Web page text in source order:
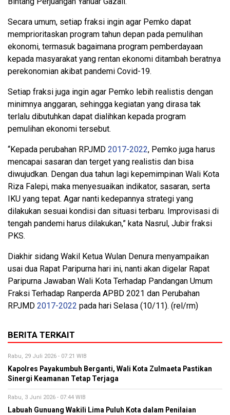
Secara umum, setiap fraksi ingin agar Pemko dapat
memprioritaskan program tahun depan pada pemulihan
ekonomi, termasuk bagaimana program pemberdayaan
kepada masyarakat yang rentan ekonomi ditambah beratnya
perekonomian akibat pandemi Covid-19.
Setiap fraksi juga ingin agar Pemko lebih realistis dengan
minimnya anggaran, sehingga kegiatan yang dirasa tak
terlalu dibutuhkan dapat dialihkan kepada program
pemulihan ekonomi tersebut.
“Kepada perubahan RPJMD 2017-2022, Pemko juga harus
mencapai sasaran dan terget yang realistis dan bisa
diwujudkan. Dengan dua tahun lagi kepemimpinan Wali Kota
Riza Falepi, maka menyesuaikan indikator, sasaran, serta
IKU yang tepat. Agar nanti kedepannya strategi yang
dilakukan sesuai kondisi dan situasi terbaru. Improvisasi di
tengah pandemi harus dilakukan,” kata Nasrul, Jubir fraksi
PKS.
Diakhir sidang Wakil Ketua Wulan Denura menyampaikan
usai dua Rapat Paripurna hari ini, nanti akan digelar Rapat
Paripurna Jawaban Wali Kota Terhadap Pandangan Umum
Fraksi Terhadap Ranperda APBD 2021 dan Perubahan
RPJMD 2017-2022 pada hari Selasa (10/11). (rel/rm)
BERITA TERKAIT
Rabu, 29 Juli 2026 - 07:21 WIB
Kapolres Payakumbuh Berganti, Wali Kota Zulmaeta Pastikan
Sinergi Keamanan Tetap Terjaga
Rabu, 3 Juni 2026 - 07:44 WIB
Labuah Gunuang Wakili Lima Puluh Kota dalam Penilaian